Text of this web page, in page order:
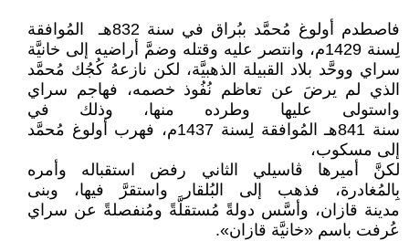
فاصطدم أولوغ مُحمَّد ببُراق في سنة 832هـ المُوافقة
لِسنة 1429م، وانتصر عليه وقتله وضمَّ أراضيه إلى خانيَّة
سراي ووحَّد بلاد القبيلة الذهبيَّة، لكن نازعهُ كُجُك مُحمَّد
الذي لم يرضَ عن تعاظم نُفُوذ خصمه، فهاجم سراي
واستولى عليها وطرده منها، وذلك في
سنة 841هـ المُوافقة لِسنة 1437م، فهرب أولوغ مُحمَّد
إلى مسكوب،
لكنَّ أميرها ڤاسيلي الثاني رفض استقباله وأمره
بِالمُغادرة، فذهب إلى البُلقار واستقرَّ فيها، وبنى
مدينة قازان، وأسَّس دولةً مُستقلَّةً ومُنفصلةً عن سراي
عُرفت باسم «خانيَّة قازان».